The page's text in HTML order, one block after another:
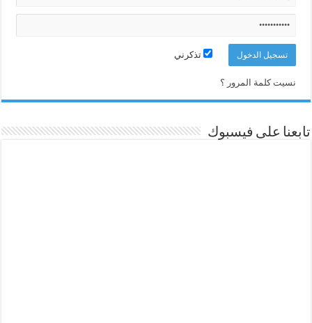
تذكرني
نسيت كلمة المرور ؟
تابعنا على فيسبوك